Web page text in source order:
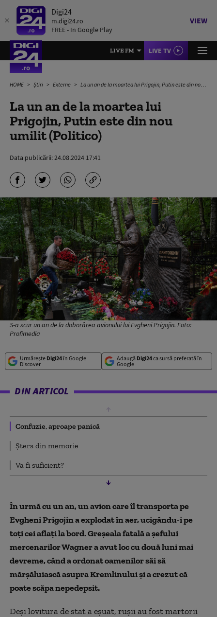
Digi24
m.digi24.ro
FREE - In Google Play
VIEW
LIVE FM LIVE TV
HOME Știri Externe La un an de la moartea lui Prigojin, Putin este din nou umilit (Politico)
La un an de la moartea lui
Prigojin, Putin este din nou
umilit (Politico)
Data publicării:24.08.2024 17:41
S-a scur un an de la doborârea avionului lui Evgheni Prigojin. Foto:
Profimedia
Urmărește Digi24în Google
Discover
Adaugă Digi24ca sursă preferată în
Google
DIN ARTICOL
Confuzie, aproape panică
Șters din memorie
Va fi suficient?
În urmă cu un an, un avion care îl transporta pe
Evgheni Prigojin a explodat în aer, ucigându-i pe
toți cei aflați la bord. Greșeala fatală a șefului
mercenarilor Wagner a avut loc cu două luni mai
devreme, când a ordonat oamenilor săi să
mărșăluiască asupra Kremlinului și a crezut că
poate scăpa nepedepsit.
Deși lovitura de stat a eșuat, rușii au fost martorii